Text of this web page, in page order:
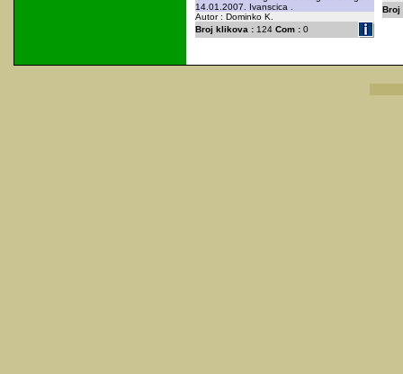
14.01.2007. Ivanscica .
Autor : Dominko K.
Broj klikova :124 Com :0
Broj